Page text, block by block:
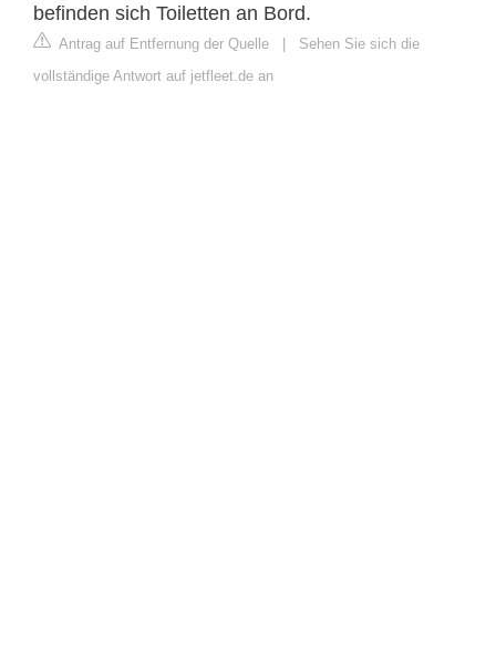
befinden sich Toiletten an Bord.
Antrag auf Entfernung der Quelle | Sehen Sie sich die
vollständige Antwort auf jetfleet.de an